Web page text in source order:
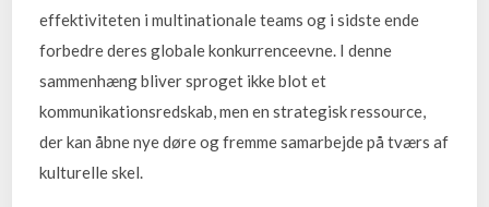
effektiviteten i multinationale teams og i sidste ende
forbedre deres globale konkurrenceevne. I denne
sammenhæng bliver sproget ikke blot et
kommunikationsredskab, men en strategisk ressource,
der kan åbne nye døre og fremme samarbejde på tværs af
kulturelle skel.